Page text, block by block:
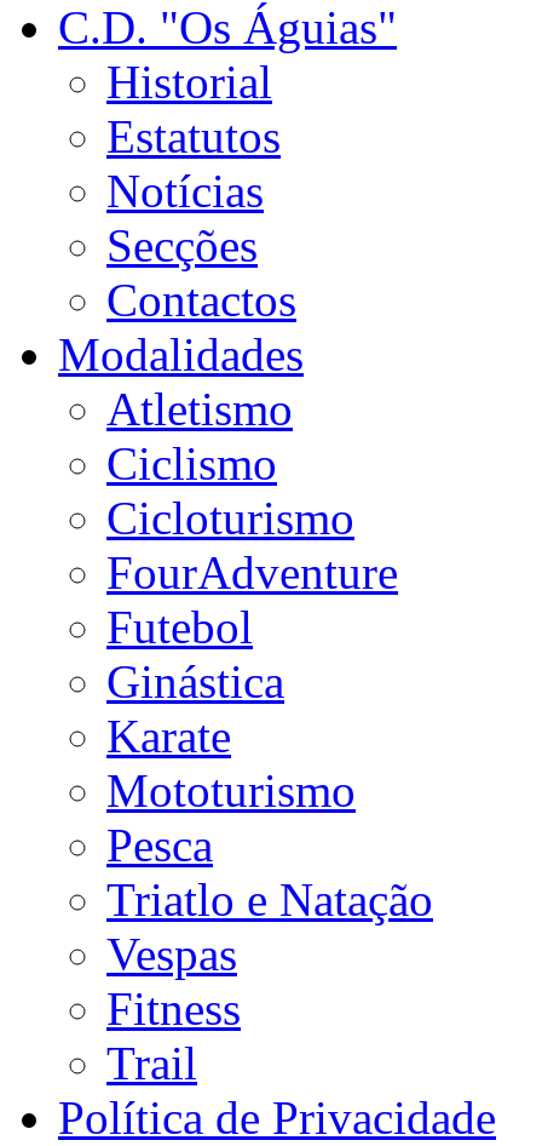
C.D. "Os Águias"
Historial
Estatutos
Notícias
Secções
Contactos
Modalidades
Atletismo
Ciclismo
Cicloturismo
FourAdventure
Futebol
Ginástica
Karate
Mototurismo
Pesca
Triatlo e Natação
Vespas
Fitness
Trail
Política de Privacidade